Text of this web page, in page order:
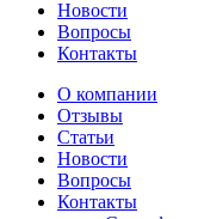
Новости
Вопросы
Контакты
О компании
Отзывы
Статьи
Новости
Вопросы
Контакты